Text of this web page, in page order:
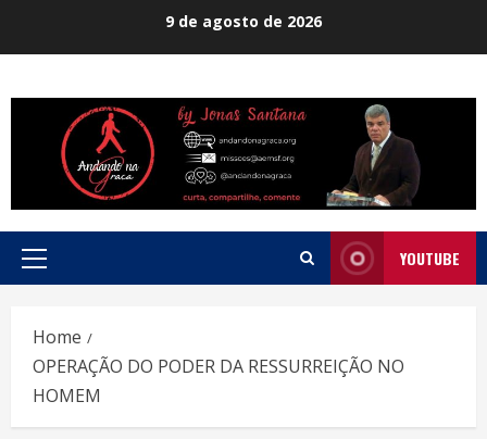
9 de agosto de 2026
Primary
YOUTUBE
Home
OPERAÇÃO DO PODER DA RESSURREIÇÃO NO
HOMEM